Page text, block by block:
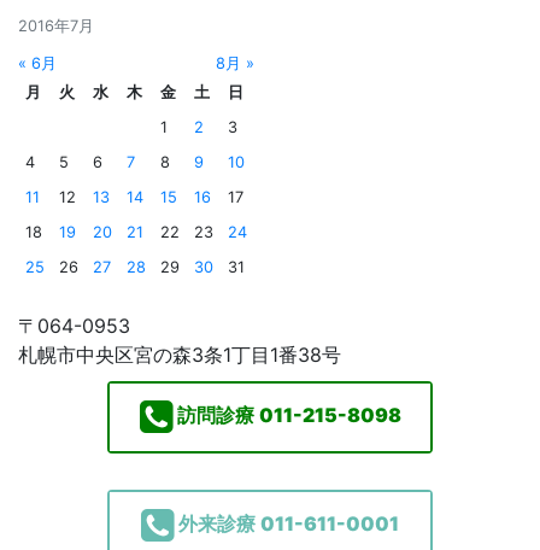
2016年7月
« 6月
8月 »
月
火 水 木 金 土
日
1
2
3
4
5 6 7 8 9
10
11
12 13 14 15 16
17
18
19 20 21 22 23
24
25
26 27 28 29 30 31
〒064-0953
札幌市中央区宮の森3条1丁目1番38号
訪問診療 011-215-8098
外来診療 011-611-0001